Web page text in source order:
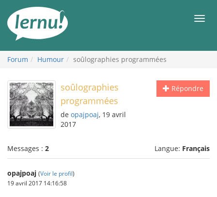
contenu
Forum Humour soûlographies programmées
Répondre
soûlographies
programmées
de opajpoaj, 19 avril
2017
Messages : 2 Langue: Français
opajpoaj (Voir le profil)
19 avril 2017 14:16:58